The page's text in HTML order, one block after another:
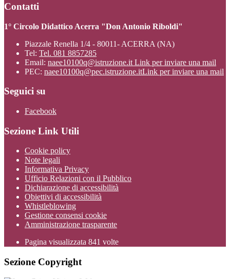
Contatti
1° Circolo Didattico Acerra "Don Antonio Riboldi"
Piazzale Renella 1/4 - 80011- ACERRA (NA)
Tel: Tel. 081 8857285
Email: naee10100q@istruzione.it Link per inviare una mail
PEC: naee10100q@pec.istruzione.itLink per inviare una mail
Seguici su
Facebook
Sezione Link Utili
Cookie policy
Note legali
Informativa Privacy
Ufficio Relazioni con il Pubblico
Dichiarazione di accessibilità
Obiettivi di accessibilità
Whistleblowing
Gestione consensi cookie
Amministrazione trasparente
Pagina visualizzata 841 volte
Sezione Copyright